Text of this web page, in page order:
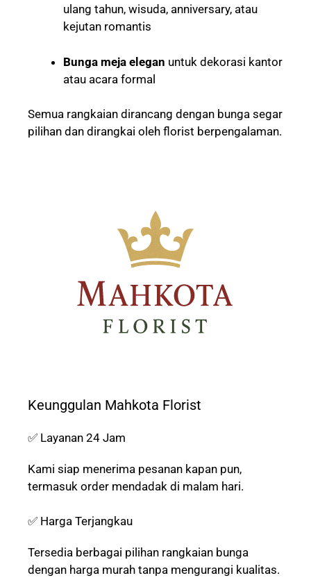
ulang tahun, wisuda, anniversary, atau
kejutan romantis
Bunga meja elegan untuk dekorasi kantor
atau acara formal
Semua rangkaian dirancang dengan bunga segar
pilihan dan dirangkai oleh florist berpengalaman.
Keunggulan Mahkota Florist
✅ Layanan 24 Jam
Kami siap menerima pesanan kapan pun,
termasuk order mendadak di malam hari.
✅ Harga Terjangkau
Tersedia berbagai pilihan rangkaian bunga
dengan harga murah tanpa mengurangi kualitas.